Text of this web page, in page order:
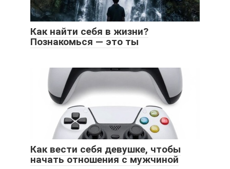
Как найти себя в жизни?
Познакомься — это ты
Как вести себя девушке, чтобы
начать отношения с мужчиной